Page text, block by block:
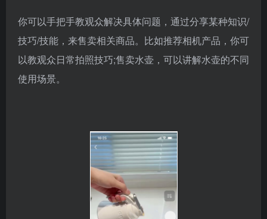
你可以手把手教观众解决具体问题，通过分享某种知识/
技巧/技能，来售卖相关商品。比如推荐相机产品，你可
以教观众日常拍照技巧;售卖水壶，可以讲解水壶的不同
使用场景。